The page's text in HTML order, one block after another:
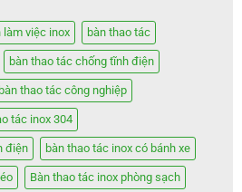
làm việc inox bàn thao tác
bàn thao tác chống tĩnh điện
bàn thao tác công nghiệp
tác inox 304
điện bàn thao tác inox có bánh xe
Bàn thao tác inox phòng sạch